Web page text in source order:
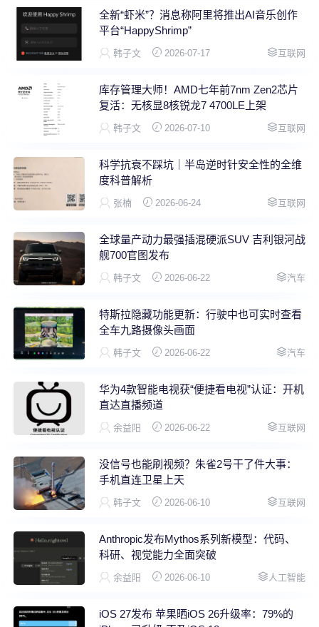
全新“虾米”？消息称阿里将推出AI音乐创作
平台“HappyShrimp”
韩子文 互联网
2026-07-17
库存管理大师！AMD七年前7nm Zen2芯片
复活：无核显8核锐龙7 4700LE上架
韩子文 互联网
2026-07-10
科学抗衰不踩坑｜半岛逆时针安全性的全维
度科普解析
张楠 互联网
2026-06-24
全球量产动力最强插混硬派SUV 吉利银河战
舰700官图发布
韩子文 汽车
2026-06-22
特斯拉隐藏功能更新：行驶中也可实时查看
全车九路摄像头画面
韩子文 汽车
2026-06-22
华为4款智能电视获“便捷看电视”认证：开机
直达直播频道
余益阳 互联网
2026-06-22
没信号也能刷视频？朱雀2号干了件大事：
手机直连卫星上天
韩子文 互联网
2026-06-10
Anthropic发布Mythos系列新模型：代码、
科研、视觉能力全面突破
余益阳 人工智能
2026-06-10
iOS 27发布 苹果晒iOS 26升级率：79%的